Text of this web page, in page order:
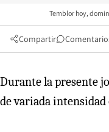
Temblor hoy,
Compartir
Durante la presente
de variada